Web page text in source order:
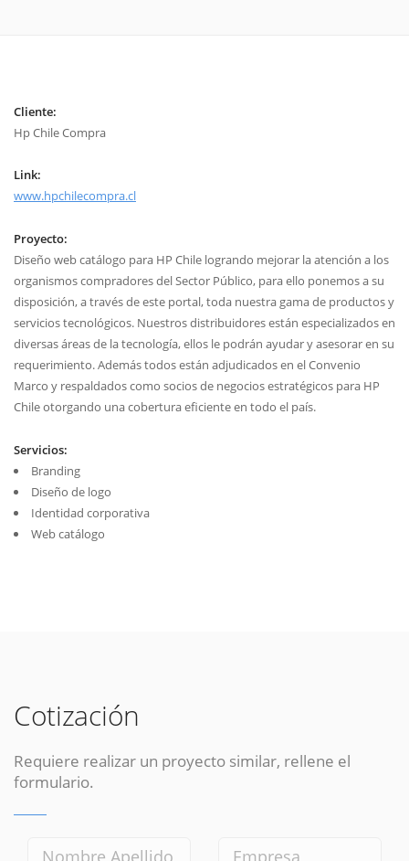
Cliente:
Hp Chile Compra
Link:
www.hpchilecompra.cl
Proyecto:
Diseño web catálogo para HP Chile logrando mejorar la atención a los
organismos compradores del Sector Público, para ello ponemos a su
disposición, a través de este portal, toda nuestra gama de productos y
servicios tecnológicos. Nuestros distribuidores están especializados en
diversas áreas de la tecnología, ellos le podrán ayudar y asesorar en su
requerimiento. Además todos están adjudicados en el Convenio
Marco y respaldados como socios de negocios estratégicos para HP
Chile otorgando una cobertura eficiente en todo el país.
Servicios:
Branding
Diseño de logo
Identidad corporativa
Web catálogo
Cotización
Requiere realizar un proyecto similar, rellene el
formulario.